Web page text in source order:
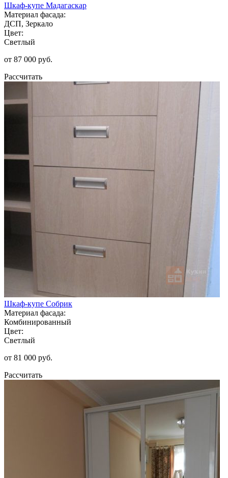
Шкаф-купе Мадагаскар
Материал фасада:
ДСП, Зеркало
Цвет:
Светлый
от 87 000 руб.
Рассчитать
Шкаф-купе Собрик
Материал фасада:
Комбинированный
Цвет:
Светлый
от 81 000 руб.
Рассчитать